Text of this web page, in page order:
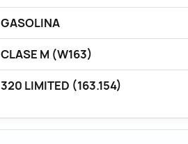
GASOLINA
CLASE M (W163)
320 LIMITED (163.154)